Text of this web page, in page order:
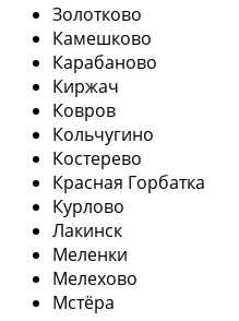
Золотково
Камешково
Карабаново
Киржач
Ковров
Кольчугино
Костерево
Красная Горбатка
Курлово
Лакинск
Меленки
Мелехово
Мстёра